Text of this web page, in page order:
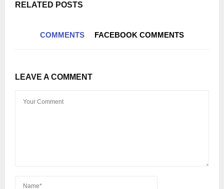
RELATED POSTS
COMMENTS FACEBOOK COMMENTS
LEAVE A COMMENT